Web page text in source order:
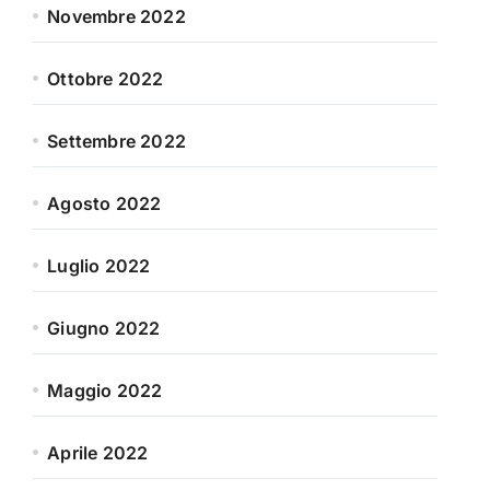
Novembre 2022
Ottobre 2022
Settembre 2022
Agosto 2022
Luglio 2022
Giugno 2022
Maggio 2022
Aprile 2022